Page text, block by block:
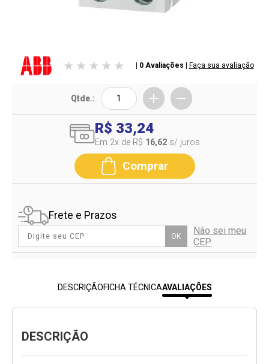
| 0 Avaliações Faça sua avaliação
Qtde.:
R$ 33,24
Em 2x de R$ 16,62 s/ juros
Comprar
Frete e Prazos
OK
Não sei meu
CEP
DESCRIÇÃOFICHA TÉCNICAAVALIAÇÕES
DESCRIÇÃO